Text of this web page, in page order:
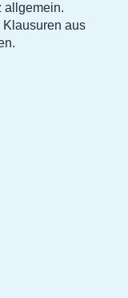
allgemein.
aus